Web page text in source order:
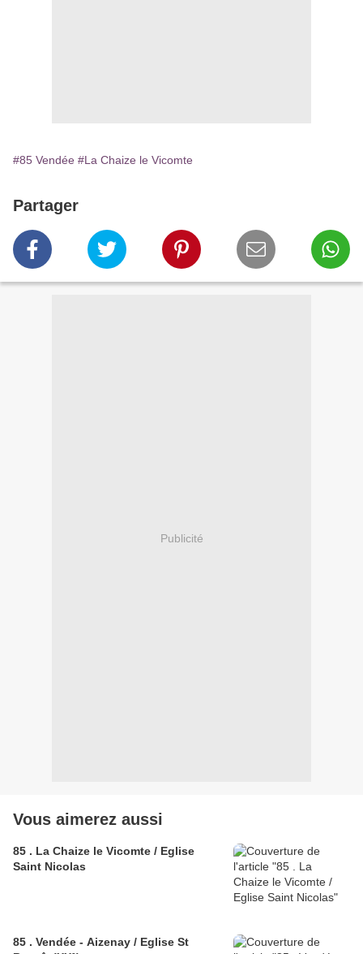
#85 Vendée #La Chaize le Vicomte
Partager
Publicité
Vous aimerez aussi
85 . La Chaize le Vicomte / Eglise
Saint Nicolas
85 . Vendée - Aizenay / Eglise St